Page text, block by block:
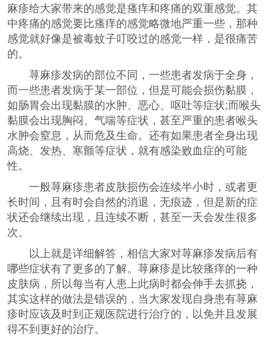
麻疹给大家带来的感觉是瘙痒和疼痛的双重感觉。其
中疼痛的感觉要比瘙痒的感觉略微地严重一些，那种
感觉就好像是被毒蚊子叮咬过的感觉一样，是很痛苦
的。
荨麻疹发病的部位不同，一些患者发病于全身，
而一些患者发病于某一部位，但是可能会损伤黏膜，
如肠胃会出现黏膜的水肿、恶心、呕吐等症状;而喉头
黏膜会出现胸闷、气喘等症状，甚至严重的患者喉头
水肿会窒息，从而危及生命。还有如果患者全身出现
高烧、发热、寒颤等症状，就有感染败血症的可能
性。
一般荨麻疹患者皮肤损伤会连续半小时，或者更
长时间，且有时会自然的消退，无痕迹，但是新的症
状还会继续出现，且连续不断，甚至一天会发生很多
次。
以上就是详细解答，相信大家对荨麻疹发病后有
哪些症状有了更多的了解。荨麻疹是比较瘙痒的一种
皮肤病，所以每当有人患上此病时都会伸手去抓挠，
其实这样的做法是错误的，当大家发现自身患有荨麻
疹时应该及时到正规医院进行治疗的，以免并且发展
得不到更好的治疗。